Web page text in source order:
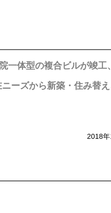
一体型の複合ビルが竣工
ーズから新築・住み替
2018